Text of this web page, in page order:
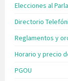
Elecciones al
Directorio
Reglamentos y
Horario y precio
PGOU